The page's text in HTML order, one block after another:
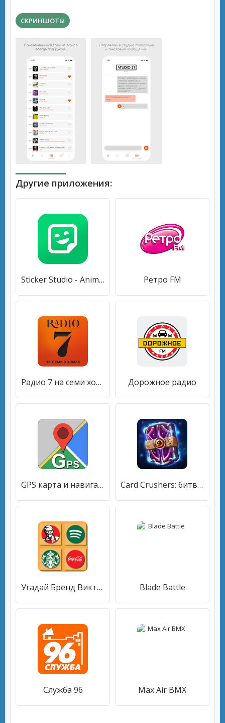
СКРИНШОТЫ
Другие приложения:
Sticker Studio - Animated WhatsApp Sticker Maker Ретро FM
Радио 7 на семи холмах, онлайн Дорожное радио
GPS карта и навигация Card Crushers: битва монстров CCG
Угадай Бренд Викторина 2 Blade Battle
Служба 96 Max Air BMX